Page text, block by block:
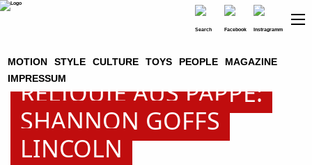
MOTION STYLE CULTURE TOYS PEOPLE
MAGAZINE
IMPRESSUM
RELIQUIE AUS PAPPE:
SHANNON GOFFS
LINCOLN